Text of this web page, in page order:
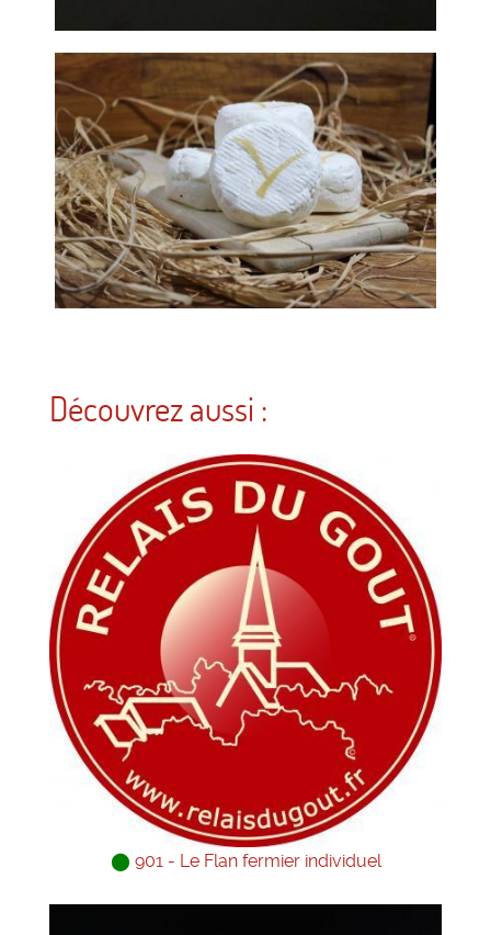
Découvrez aussi :
⬤ 901 - Le Flan fermier individuel